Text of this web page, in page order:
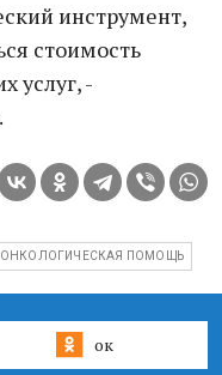
инструмент,
стоимость
услуг, -
ОНКОЛОГИЧЕСКАЯ ПОМОЩЬ
ок